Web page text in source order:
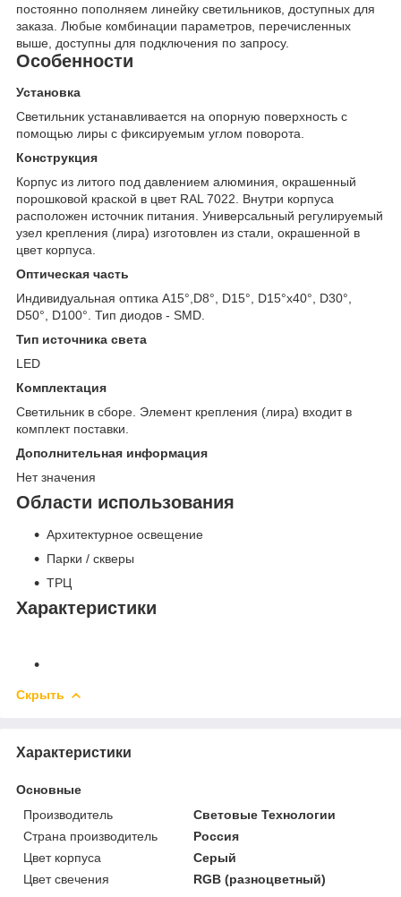
постоянно пополняем линейку светильников, доступных для
заказа. Любые комбинации параметров, перечисленных
выше, доступны для подключения по запросу.
Особенности
Установка
Светильник устанавливается на опорную поверхность с
помощью лиры с фиксируемым углом поворота.
Конструкция
Корпус из литого под давлением алюминия, окрашенный
порошковой краской в цвет RAL 7022. Внутри корпуса
расположен источник питания. Универсальный регулируемый
узел крепления (лира) изготовлен из стали, окрашенной в
цвет корпуса.
Оптическая часть
Индивидуальная оптика A15°,D8°, D15°, D15°x40°, D30°,
D50°, D100°. Тип диодов - SMD.
Тип источника света
LED
Комплектация
Светильник в сборе. Элемент крепления (лира) входит в
комплект поставки.
Дополнительная информация
Нет значения
Области использования
Архитектурное освещение
Парки / скверы
ТРЦ
Характеристики
Скрыть
Характеристики
Основные
Производитель
Световые Технологии
Страна производитель
Россия
Цвет корпуса
Серый
Цвет свечения
RGB (разноцветный)